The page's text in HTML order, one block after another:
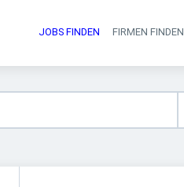
JOBS FINDEN FIRMEN FINDEN